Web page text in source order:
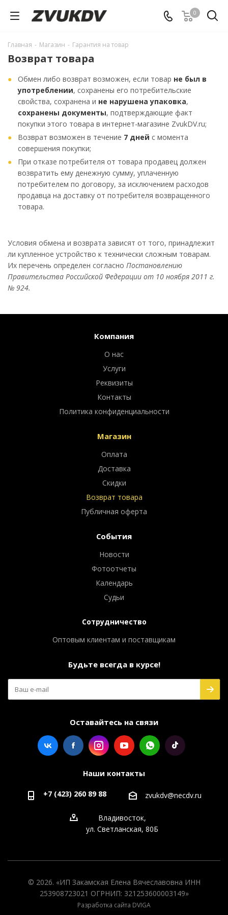
0
Главная - Магазин - Гарантия на товар
Возврат товара
Обмен либо возврат возможен, если товар не был в
употреблении, сохранены его потребительские
свойства, сохранена и не нарушена упаковка,
сохранены документы, подтверждающие факт
покупки этого товара в интернет-магазине ZvukDV.ru;
Возврат возможен в течение 7 дней с момента
совершения покупки;
При отказе потребителя от товара продавец должен
возвратить ему денежную сумму, уплаченную
потребителем по договору, за исключением расходов
продавца на доставку от потребителя возвращенного
товара.
Условия обмена и возврата зависят от того, принадлежит
ли купленное устройство к технически сложным товарам.
Их перечень определен согласно Постановлению
Правительства Российской Федерации от 10 ноября 2011 г.
№ 924.
Компания
О нас
Услуги
Реквизиты
Контакты
Политика конфиденциальности
Магазин
Оплата
Доставка
Скидки
Возврат товара
Публичная оферта
События
Новости
Фотоотчеты
Календарь
Судьи
Сотрудничество
Оптовым клиентам и поставщикам
Будьте всегда в курсе!
Оставайтесь на связи
Наши контакты
+7 (423) 260 89 88 zvukdv@necdv.ru
Владивосток,
ул. Светланская, 80Б
© 2026. «ИП Закамская Елена Вячеславовна ИНН
253908723021 ОГРНИП: 321253600003149»
Разработка сайта DVIGA